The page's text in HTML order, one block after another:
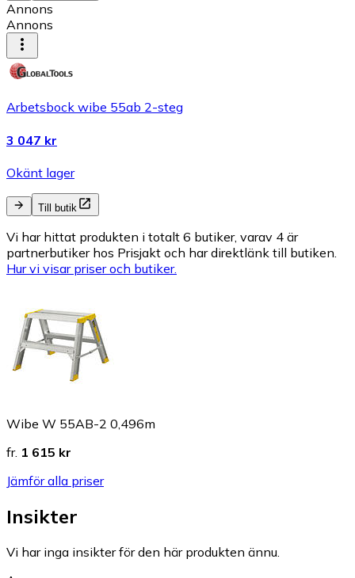
Annons
Annons
Arbetsbock wibe 55ab 2-steg
3 047 kr
Okänt lager
Till butik
Vi har hittat produkten i totalt 6 butiker, varav 4 är
partnerbutiker hos Prisjakt och har direktlänk till butiken.
Hur vi visar priser och butiker.
Wibe W 55AB-2 0,496m
fr. 1 615 kr
Jämför alla priser
Insikter
Vi har inga insikter för den här produkten ännu.